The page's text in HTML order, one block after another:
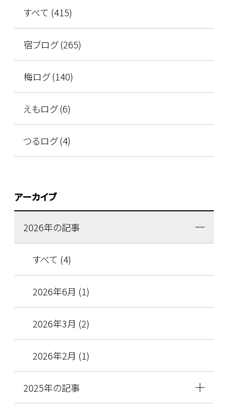
すべて (415)
宿ブログ (265)
梅ログ (140)
えもログ (6)
つるログ (4)
アーカイブ
2026年の記事
すべて (4)
2026年6月 (1)
2026年3月 (2)
2026年2月 (1)
2025年の記事